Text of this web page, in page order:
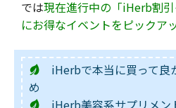
では現在進行中の「iHerb割
にお得なイベントをピックア
iHerbで本当に買って良
め
iHerb美容系サプリメン